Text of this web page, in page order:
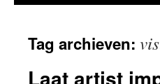
inhoud
Tag archieven:
Laat artist